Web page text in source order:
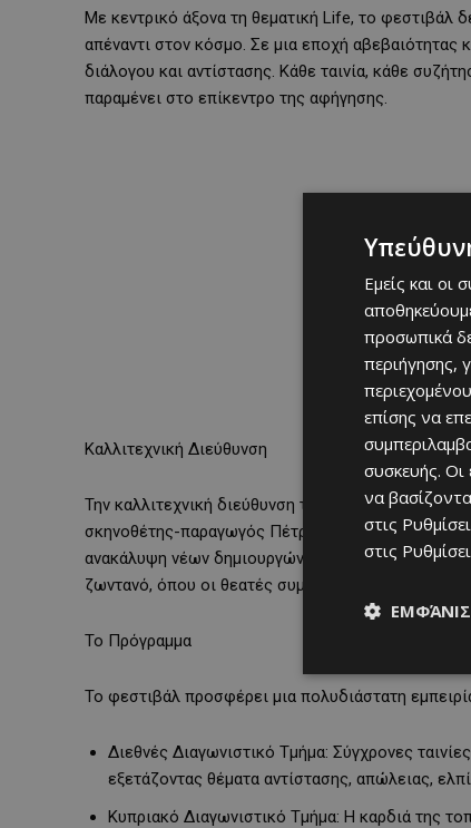
Με κεντρικό άξονα τη θεματική Life, το φεστιβάλ
απέναντι στον κόσμο. Σε μια εποχή αβεβαιότητας
διάλογου και αντίστασης. Κάθε ταινία, κάθε
παραμένει στο επίκεντρο της αφήγησης.
Καλλιτεχνική Διεύθυνση
Την καλλιτεχνική διεύθυνση του φεστιβάλ
σκηνοθέτης-παραγωγός Πέτρος Χαραλάμπους.
ανακάλυψη νέων δημιουργών και στην παρουσία
ζωντανό, όπου οι θεατές συμμετέχουν ενεργά,
Το Πρόγραμμα
Το φεστιβάλ προσφέρει μια πολυδιάστατη
Διεθνές Διαγωνιστικό Τμήμα: Σύγχρονες
εξετάζοντας θέματα αντίστασης, απώλειας,
Κυπριακό Διαγωνιστικό Τμήμα: Η καρδιά της
Εμείς και οι
προσωπικά
περιήγησης,
επίσης να
συσκευής. Οι
να
στις
στις